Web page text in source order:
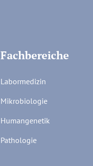
Fachbereiche
Labormedizin
Mikrobiologie
Humangenetik
Pathologie